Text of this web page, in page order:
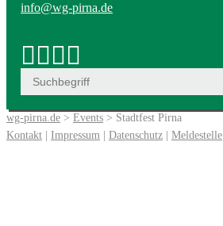
info@wg-pirna.de
wg-pirna.de > Events > Stadtfest Pirna
Kontakt
Impressum Datenschutz Meldestelle